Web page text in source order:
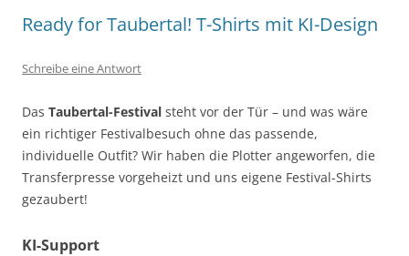
Ready for Taubertal! T-Shirts mit KI-Design
Schreibe eine Antwort
Das Taubertal-Festival steht vor der Tür – und was wäre
ein richtiger Festivalbesuch ohne das passende,
individuelle Outfit? Wir haben die Plotter angeworfen, die
Transferpresse vorgeheizt und uns eigene Festival-Shirts
gezaubert!
KI-Support